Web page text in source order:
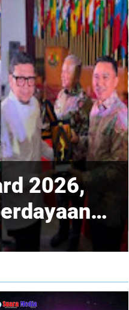
Untuk